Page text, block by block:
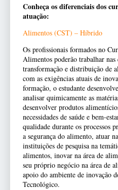
Conheça os diferenciais dos
atuação:
Alimentos (CST) – Híbrido
Os profissionais formados no
Alimentos poderão trabalhar nas
transformação e distribuição de
com as exigências atuais de
formação, o estudante
analisar quimicamente as
desenvolver produtos
necessidades de saúde e bem-
qualidade durante os processos
a segurança do alimento, atuar
instituições de pesquisa na
alimentos, inovar na área de
seu próprio negócio na área de
apoio do ambiente de inovação
Tecnológico.